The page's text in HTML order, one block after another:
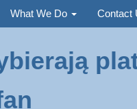
What We Do Contact